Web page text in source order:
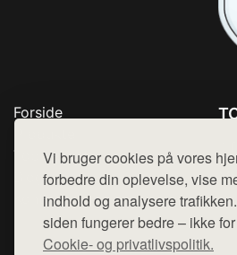
Vi bruger cookies på vores
forbedre din oplevelse, vise
indhold og analysere
siden fungerer bedre – ikke
Cookie- og privatlivspolitik.
Forside
Top Rabatter
Blog
Kontakt